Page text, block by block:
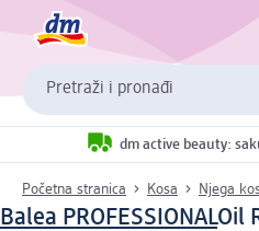
Pretraži i pronađi
dm active beauty:
Početna stranica Kosa Njega
Balea PROFESSIONALOil